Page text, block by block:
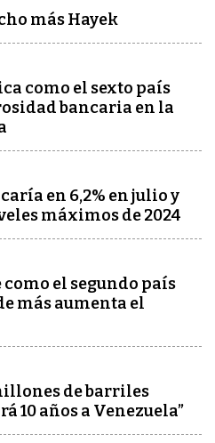
más Hayek
como el sexto país
bancaria en la
en 6,2% en julio y
máximos de 2024
el segundo país
más aumenta el
de barriles
10 años a Venezuela”